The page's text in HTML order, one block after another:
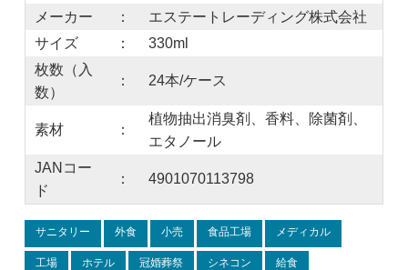
メーカー
：
エステートレーディング株式会社
サイズ
：
330ml
枚数（入
数）
： 24本/ケース
素材 ：
植物抽出消臭剤、香料、除菌剤、
エタノール
JANコー
ド
： 4901070113798
サニタリー 外食 小売 食品工場 メディカル
工場 ホテル 冠婚葬祭 シネコン 給食